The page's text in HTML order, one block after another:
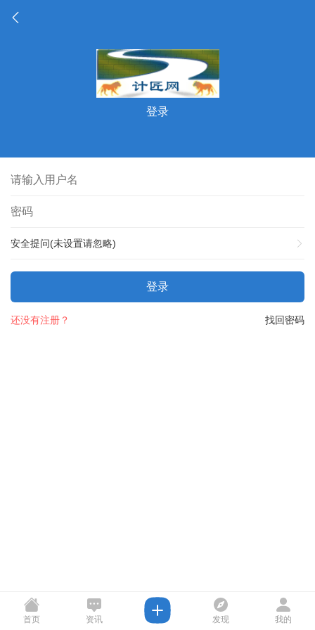
登录
安全提问(未设置请忽略)
登录
找回密码
还没有注册？
首页 资讯 发现 我的